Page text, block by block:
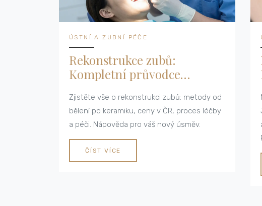
ÚSTNÍ A ZUBNÍ PÉČE
Rekonstrukce zubů:
Kompletní průvodce
Zjistěte vše o rekonstrukci zubů: metody od
bělení po keramiku, ceny v ČR, proces léčby
a péči. Nápověda pro váš nový úsměv.
ČÍST VÍCE